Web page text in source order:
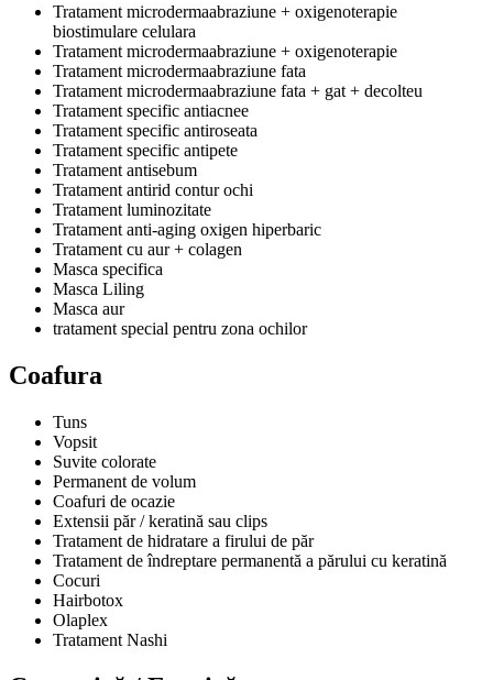
Tratament microdermaabraziune + oxigenoterapie
biostimulare celulara
Tratament microdermaabraziune + oxigenoterapie
Tratament microdermaabraziune fata
Tratament microdermaabraziune fata + gat + decolteu
Tratament specific antiacnee
Tratament specific antiroseata
Tratament specific antipete
Tratament antisebum
Tratament antirid contur ochi
Tratament luminozitate
Tratament anti-aging oxigen hiperbaric
Tratament cu aur + colagen
Masca specifica
Masca Liling
Masca aur
tratament special pentru zona ochilor
Coafura
Tuns
Vopsit
Suvite colorate
Permanent de volum
Coafuri de ocazie
Extensii păr / keratină sau clips
Tratament de hidratare a firului de păr
Tratament de îndreptare permanentă a părului cu keratină
Cocuri
Hairbotox
Olaplex
Tratament Nashi